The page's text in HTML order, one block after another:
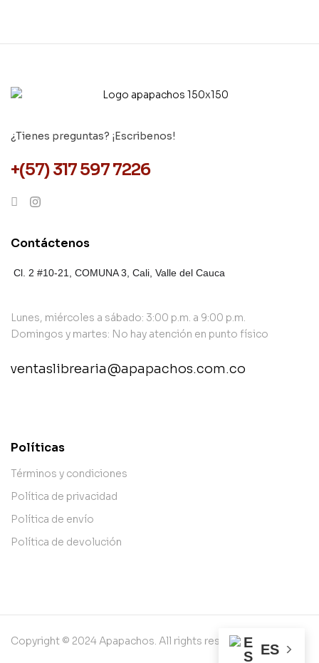
¿Tienes preguntas? ¡Escribenos!
+(57) 317 597 7226
Contáctenos
Cl. 2 #10-21, COMUNA 3, Cali, Valle del Cauca
Lunes, miércoles a sábado: 3:00 p.m. a 9:00 p.m.
Domingos y martes: No hay atención en punto físico
ventaslibrearia@apapachos.com.co
Políticas
Términos y condiciones
Política de privacidad
Política de envío
Política de devolución
Copyright © 2024 Apapachos. All rights reserved.
ES